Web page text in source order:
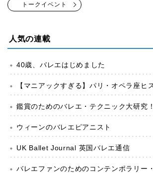
トークイベント
人気の連載
40歳、バレエはじめました
【マニアックすぎる】パリ・オペラ座ヒ
鑑賞のためのバレエ・テクニック大研究！
ウィーンのバレエピアニスト
UK Ballet Journal 英国バレエ通信
バレエファンのためのコンテンポラリー